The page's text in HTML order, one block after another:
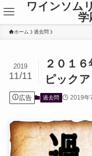
ワインソム
学
ホーム 過去問
２０１
ピック
2019
11/11
広告 過去問 2019年